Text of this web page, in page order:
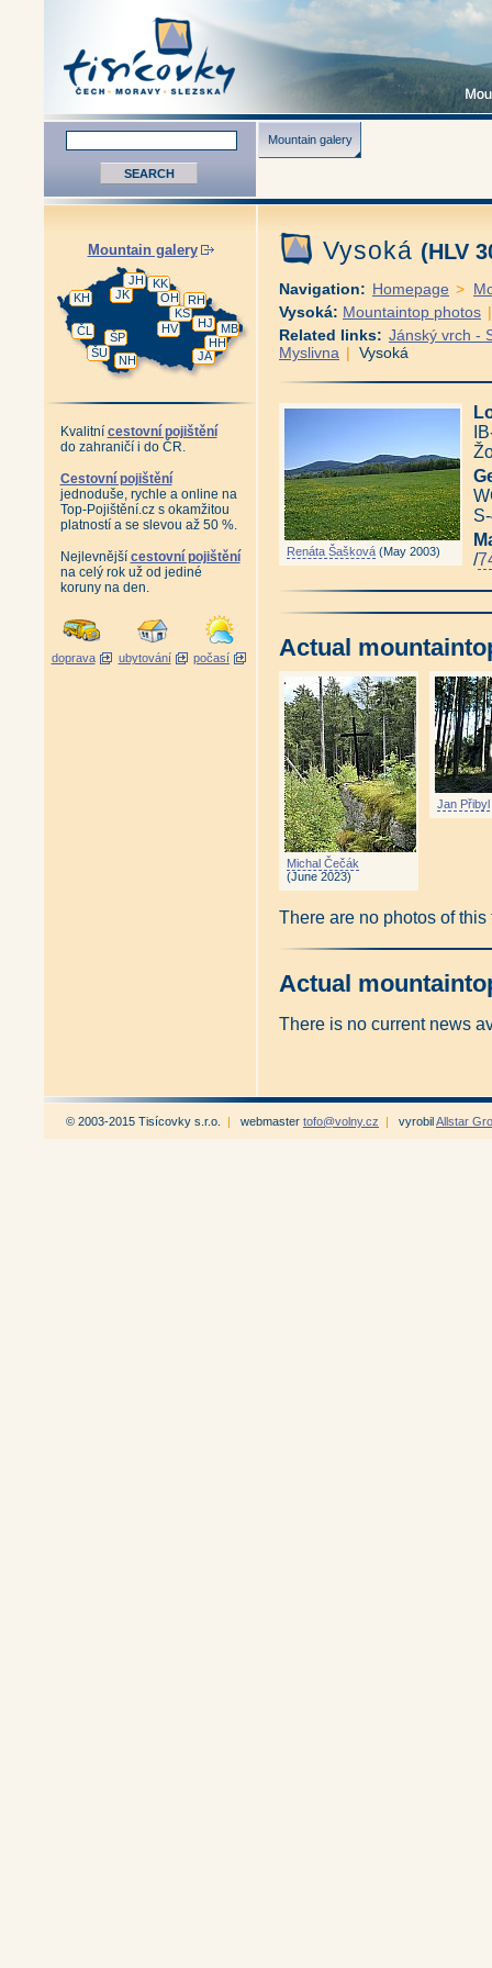
Mountain galery
Mountain galery
JA
HH
MB
HJ
HV
NH
KS
RH
ŠP
ŠU
OH
JK
KK
ČL
JH
KH
Kvalitní cestovní pojištění
do zahraničí i do ČR.
Cestovní pojištění
jednoduše, rychle a online na
Top-Pojištění.cz s okamžitou
platností a se slevou až 50 %.
Nejlevnější cestovní pojištění
na celý rok už od jediné
koruny na den.
doprava ubytování počasí
Vysoká (HLV
Navigation: Homepage >
Vysoká: Mountaintop photos
Related links: Jánský vrch -
Myslivna | Vysoká
Renáta Šašková (May 2003)
/
Actual
Michal Čečák
(June 2023)
Jan Přibyl
There are no photos of
Actual
There is no current news
© 2003-2015 Tisícovky s.r.o. | webmaster tofo@volny.cz | vyrobilAllstar